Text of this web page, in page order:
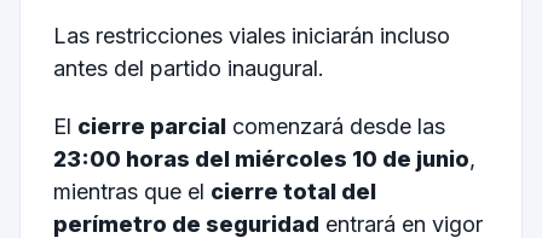
Las restricciones viales iniciarán incluso
antes del partido inaugural.
El cierre parcialcomenzará desde las
23:00 horas del miércoles 10 de junio,
mientras que el cierre total del
perímetro de seguridad entrará en vigor